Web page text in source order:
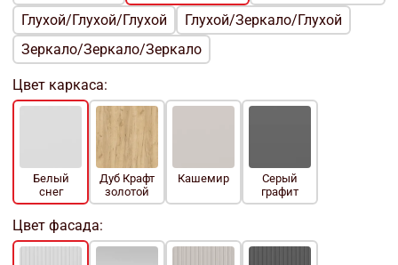
Глухой/Глухой/Глухой
Глухой/Зеркало/Глухой
Зеркало/Зеркало/Зеркало
Цвет каркаса:
Белый
снег
Дуб Крафт
золотой
Кашемир
Серый
графит
Цвет фасада: